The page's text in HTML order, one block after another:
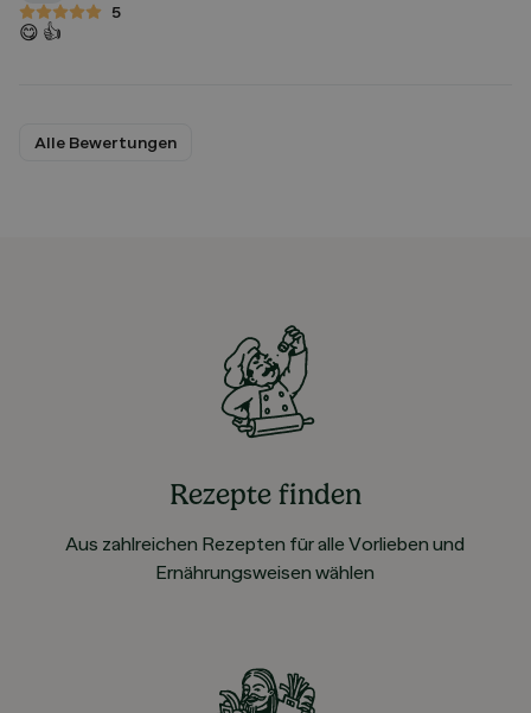
5
5 von 5 Sternen
😋 👍
Alle Bewertungen
Rezepte finden
Aus zahlreichen Rezepten für alle Vorlieben und
Ernährungsweisen wählen